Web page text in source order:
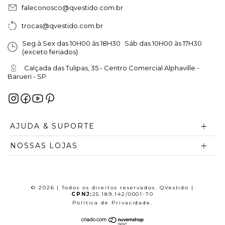
Explore a nossa seleção, aproveite os
descontos e parcele as suas compras em
suporte especializado da QVestido. O seu
look dos sonhos está a apenas um clique de
faleconosco@qvestido.com.br
trocas@qvestido.com.br
Seg à Sex das 10H00 às 18H30 Sáb das 10H00 às 17H30
(exceto feriados)
Calçada das Tulipas, 35 - Centro Comercial Alphaville -
Barueri - SP
AJUDA & SUPORTE
NOSSAS LOJAS
© 2026 | Todos os direitos reservados. QVestido |
CPNJ:25.189.142/0001-70
Política de Privacidade.